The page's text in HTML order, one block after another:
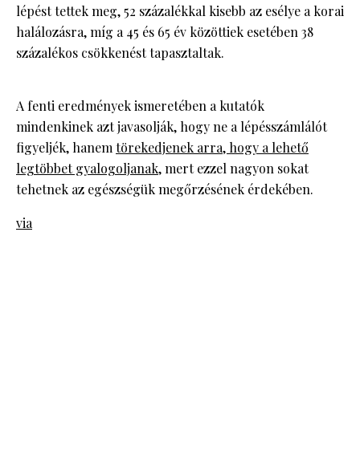
lépést tettek meg, 52 százalékkal kisebb az esélye a korai
halálozásra, míg a 45 és 65 év közöttiek esetében 38
százalékos csökkenést tapasztaltak.
A fenti eredmények ismeretében a kutatók
mindenkinek azt javasolják, hogy ne a lépésszámlálót
figyeljék, hanemtörekedjenek arra, hogy a lehető
legtöbbet gyalogoljanak, mert ezzel nagyon sokat
tehetnek az egészségük megőrzésének érdekében.
via